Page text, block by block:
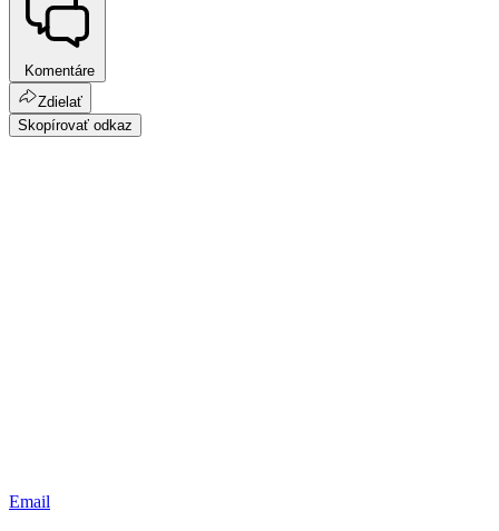
Komentáre
Zdielať
Skopírovať odkaz
Email